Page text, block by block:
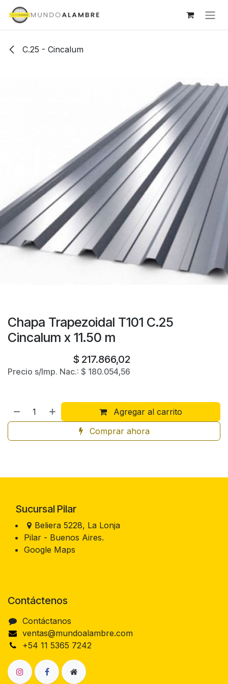
Ir al contenido
C.25 - Cincalum
Chapa Trapezoidal T101 C.25
Cincalum x 11.50 m
$ 217.866,02
Precio s/Imp. Nac.: $ 180.054,56
Agregar al carrito
Comprar ahora
Sucursal Pilar
Beliera 5228, La Lonja
Pilar - Buenos Aires.
Google Maps
Contáctenos
Contáctanos
ventas@mundoalambre.com
+54 11 5365 7242